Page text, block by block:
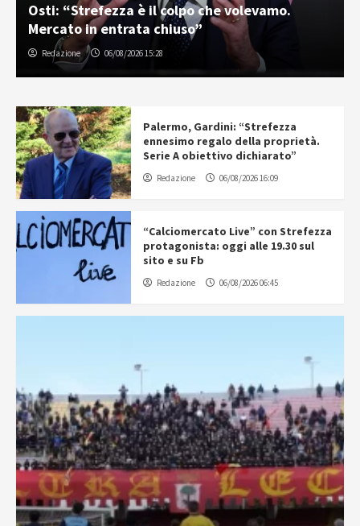
Osti: “Strefezza è il colpo che volevamo.
Mercato in entrata chiuso”
Redazione 06/08/2026 15:28
Palermo, Gardini: “Strefezza
ennesimo regalo della proprietà.
Serie A obiettivo dichiarato”
Redazione 06/08/2026 16:09
“Calciomercato Live” con Strefezza
protagonista: oggi alle 19.30 sul
sito e su Fb
Redazione 06/08/2026 06:45